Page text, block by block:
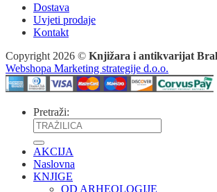
Dostava
Uvjeti prodaje
Kontakt
Copyright 2026 © Knjižara i antikvarijat
Webshopa Marketing strategije d.o.o.
Pretraži:
AKCIJA
Naslovna
KNJIGE
OD ARHEOLOGIJE